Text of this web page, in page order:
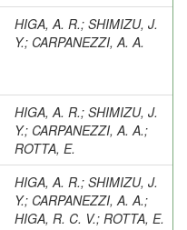
HIGA, A. R.; SHIMIZU, J.
Y.; CARPANEZZI, A. A.
HIGA, A. R.; SHIMIZU, J.
Y.; CARPANEZZI, A. A.;
ROTTA, E.
HIGA, A. R.; SHIMIZU, J.
Y.; CARPANEZZI, A. A.;
HIGA, R. C. V.; ROTTA, E.